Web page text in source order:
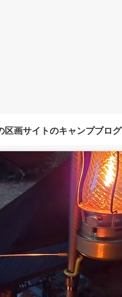
区画サイトのキャンプブログ